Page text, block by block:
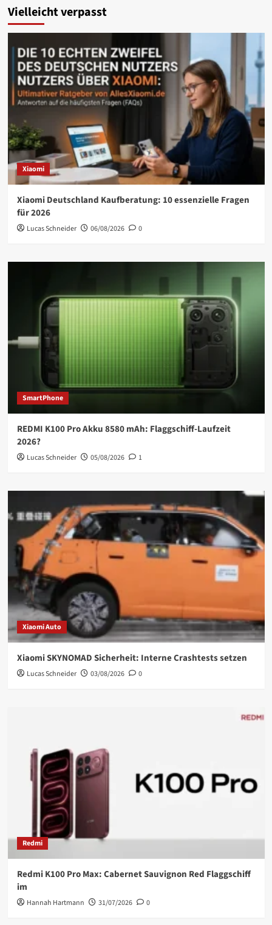
Vielleicht verpasst
Xiaomi
Xiaomi Deutschland Kaufberatung: 10 essenzielle Fragen
für 2026
Lucas Schneider 06/08/2026 0
SmartPhone
REDMI K100 Pro Akku 8580 mAh: Flaggschiff-Laufzeit
2026?
Lucas Schneider 05/08/2026 1
Xiaomi Auto
Xiaomi SKYNOMAD Sicherheit: Interne Crashtests setzen
Lucas Schneider 03/08/2026 0
Redmi
Redmi K100 Pro Max: Cabernet Sauvignon Red Flaggschiff
im
Hannah Hartmann 31/07/2026 0